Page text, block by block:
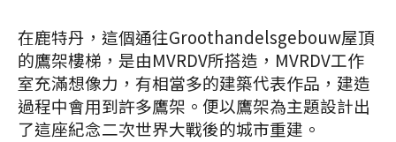
在鹿特丹，這個通往Groothandelsgebouw屋頂
的鷹架樓梯，是由MVRDV所搭造，MVRDV工作
室充滿想像力， 有相當多的建築代表作品，建造
過程中會用到許多鷹架。便以鷹架為主題設計出
了這座紀念二次世界大戰後的城市重建。